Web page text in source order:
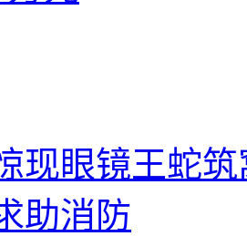
现眼镜王蛇
助消防